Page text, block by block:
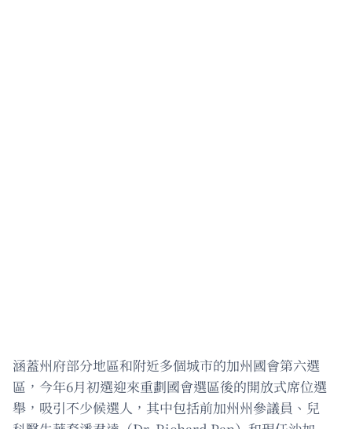
涵蓋州府部分地區和附近多個城市的加州國會第六選
區，今年6月初選迎來重劃國會選區後的開放式席位選
舉，吸引不少候選人，其中包括前加州州參議員、兒